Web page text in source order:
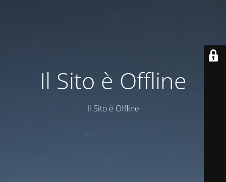
Il Sito è Offline
Il Sito è Offline